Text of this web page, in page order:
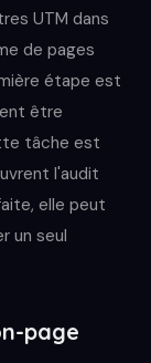
UTM dans
de pages
étape est
être
tâche est
l'audit
elle peut
un seul
page